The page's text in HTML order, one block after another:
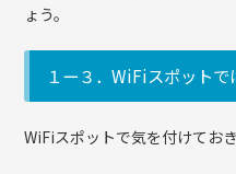
ょう。
１ー３．WiFiスポット
WiFiスポットで気を付けてお